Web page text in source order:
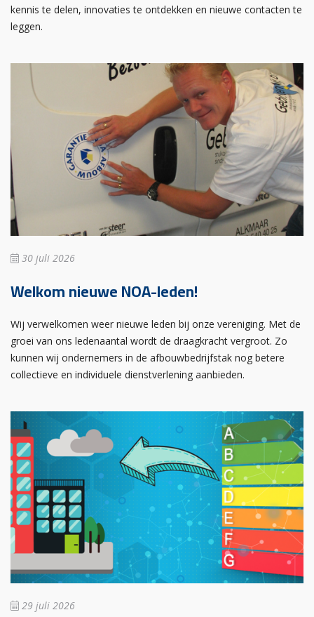
kennis te delen, innovaties te ontdekken en nieuwe contacten te
leggen.
30 juli 2026
Welkom nieuwe NOA-leden!
Wij verwelkomen weer nieuwe leden bij onze vereniging. Met de
groei van ons ledenaantal wordt de draagkracht vergroot. Zo
kunnen wij ondernemers in de afbouwbedrijfstak nog betere
collectieve en individuele dienstverlening aanbieden.
29 juli 2026